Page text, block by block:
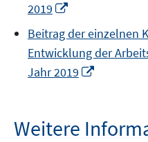
2019
Fenster
öffnen
Beitrag der einzelnen
Entwicklung der
Jahr 2019
öffnen
Weitere